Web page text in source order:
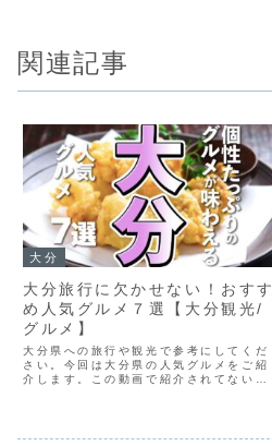
関連記事
大分
大分旅行に欠かせない！おすす
め人気グルメ７選【大分観光/
グルメ】
大分県への旅行や観光で参考にしてくだ
さい。今回は大分県の人気グルメをご紹
介します。この動画で紹介されてないオ